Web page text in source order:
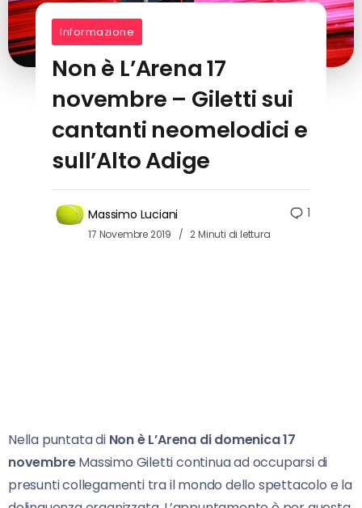
Informazione
Non è L’Arena 17
novembre – Giletti sui
cantanti neomelodici e
sull’Alto Adige
Massimo Luciani
17 Novembre 2019 2 Minuti di lettura
1
Nella puntata di Non è L’Arena di domenica 17
novembreMassimo Giletti continua ad occuparsi di
presunti collegamenti tra il mondo dello spettacolo e la